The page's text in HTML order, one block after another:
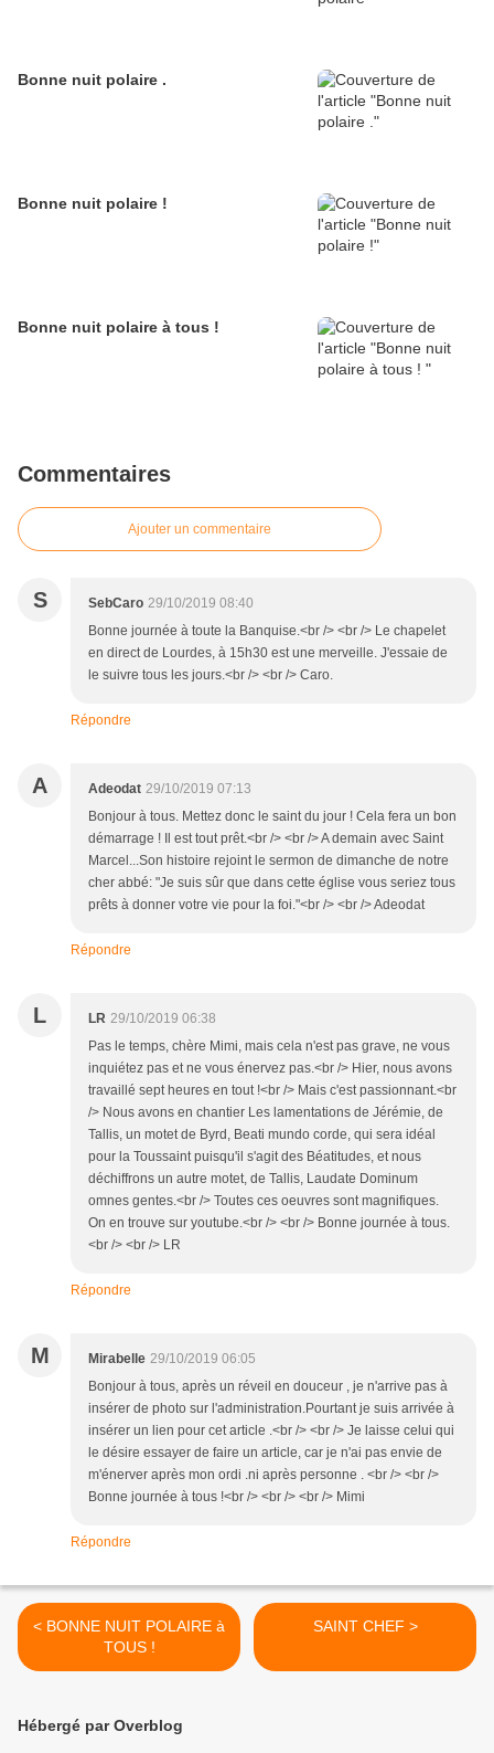
Bonne nuit polaire .
Bonne nuit polaire !
Bonne nuit polaire à tous !
Commentaires
Ajouter un commentaire
S SebCaro 29/10/2019 08:40
Bonne journée à toute la Banquise.<br /> <br /> Le chapelet
en direct de Lourdes, à 15h30 est une merveille. J'essaie de
le suivre tous les jours.<br /> <br /> Caro.
Répondre
A Adeodat 29/10/2019 07:13
Bonjour à tous. Mettez donc le saint du jour ! Cela fera un bon
démarrage ! Il est tout prêt.<br /> <br /> A demain avec Saint
Marcel...Son histoire rejoint le sermon de dimanche de notre
cher abbé: "Je suis sûr que dans cette église vous seriez tous
prêts à donner votre vie pour la foi."<br /> <br /> Adeodat
Répondre
L LR 29/10/2019 06:38
Pas le temps, chère Mimi, mais cela n'est pas grave, ne vous
inquiétez pas et ne vous énervez pas.<br /> Hier, nous avons
travaillé sept heures en tout !<br /> Mais c'est passionnant.<br
/> Nous avons en chantier Les lamentations de Jérémie, de
Tallis, un motet de Byrd, Beati mundo corde, qui sera idéal
pour la Toussaint puisqu'il s'agit des Béatitudes, et nous
déchiffrons un autre motet, de Tallis, Laudate Dominum
omnes gentes.<br /> Toutes ces oeuvres sont magnifiques.
On en trouve sur youtube.<br /> <br /> Bonne journée à tous.
<br /> <br /> LR
Répondre
M Mirabelle 29/10/2019 06:05
Bonjour à tous, après un réveil en douceur , je n'arrive pas à
insérer de photo sur l'administration.Pourtant je suis arrivée à
insérer un lien pour cet article .<br /> <br /> Je laisse celui qui
le désire essayer de faire un article, car je n'ai pas envie de
m'énerver après mon ordi .ni après personne . <br /> <br />
Bonne journée à tous !<br /> <br /> <br /> Mimi
Répondre
< BONNE NUIT POLAIRE à
TOUS !
SAINT CHEF >
Hébergé par Overblog